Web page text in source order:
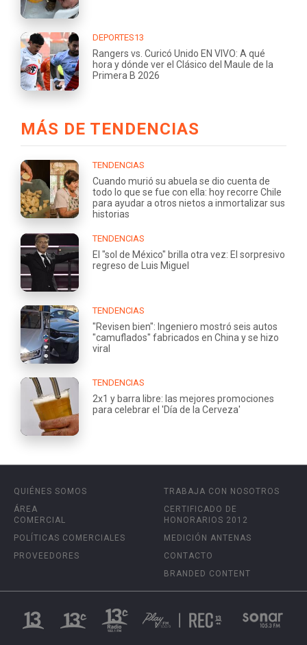
DEPORTES13
Rangers vs. Curicó Unido EN VIVO: A qué
hora y dónde ver el Clásico del Maule de la
Primera B 2026
MÁS DE TENDENCIAS
TENDENCIAS
Cuando murió su abuela se dio cuenta de
todo lo que se fue con ella: hoy recorre Chile
para ayudar a otros nietos a inmortalizar sus
historias
TENDENCIAS
El "sol de México" brilla otra vez: El sorpresivo
regreso de Luis Miguel
TENDENCIAS
"Revisen bien": Ingeniero mostró seis autos
"camuflados" fabricados en China y se hizo
viral
TENDENCIAS
2x1 y barra libre: las mejores promociones
para celebrar el 'Día de la Cerveza'
QUIÉNES SOMOS
ÁREA
COMERCIAL
POLÍTICAS COMERCIALES
PROVEEDORES
TRABAJA CON NOSOTROS
CERTIFICADO DE
HONORARIOS 2012
MEDICIÓN ANTENAS
CONTACTO
BRANDED CONTENT